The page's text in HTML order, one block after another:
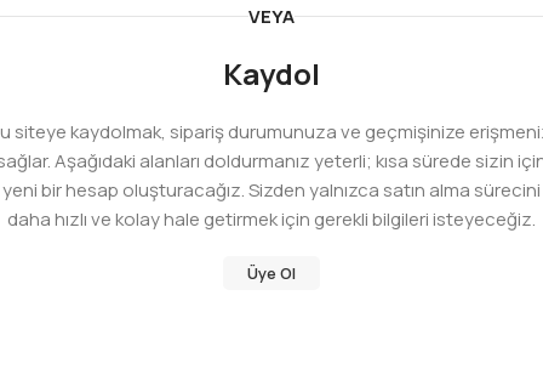
VEYA
Kaydol
siteye kaydolmak, sipariş durumunuza ve geçmişinize
Aşağıdaki alanları doldurmanız yeterli; kısa sürede sizin
yeni bir hesap oluşturacağız. Sizden yalnızca satın alma sürecini
daha hızlı ve kolay hale getirmek için gerekli bilgileri isteyeceğiz.
Üye Ol